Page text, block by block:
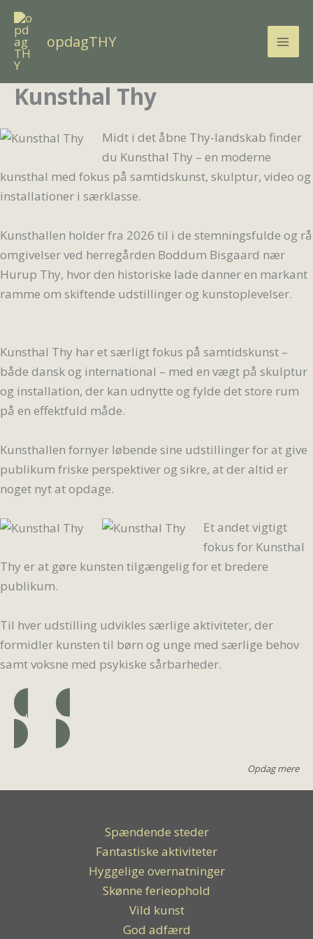
Gå
indholdetopdagTHY
Kunsthal Thy
Midt i det åbne Thy-landskab finder
du Kunsthal Thy – en moderne
kunsthal med fokus på samtidskunst, skulptur, video og
installationer i særklasse.
Kunsthallen holder fra 2026 til i de stemningsfulde og rå
omgivelser ved herregården Boddum Bisgaard nær
Hurup Thy, hvor den historiske lade danner en markant
ramme om skiftende udstillinger og kunstoplevelser.
Kunsthal Thy har et særligt fokus på samtidskunst –
både dansk og international – med en vægt på skulptur
og installation, der kan udnytte og fylde det store rum
på en effektfuld måde.
Kunsthallen fornyer løbende sine udstillinger for at give
publikum friske perspektiver og sikre, at der altid er
noget nyt at opdage.
Et andet vigtigt
fokus for Kunsthal
Thy er at gøre kunsten tilgængelig for et bredere
publikum.
Til hver udstilling udvikles særlige aktiviteter, der
formidler kunsten til børn og unge med særlige behov
samt voksne med psykiske sårbarheder.
Adresse Læs mere
Opdag mere
Spændende steder
Fantastiske aktiviteter
Hyggelige overnatninger
Skønne ferieophold
Vild kunst
God adfærd